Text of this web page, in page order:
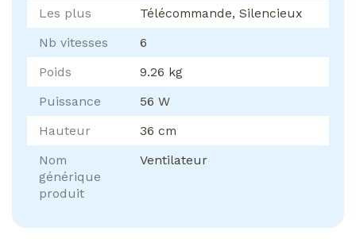
Les plus
Télécommande, Silencieux
Nb vitesses
6
Poids
9.26 kg
Puissance
56 W
Hauteur
36 cm
Nom
générique
produit
Ventilateur